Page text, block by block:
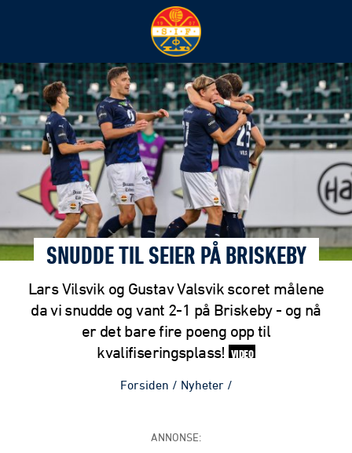
SNUDDE TIL SEIER PÅ BRISKEBY
Lars Vilsvik og Gustav Valsvik scoret målene
da vi snudde og vant 2-1 på Briskeby - og nå
er det bare fire poeng opp til
kvalifiseringsplass! VIDEO
Forsiden / Nyheter /
ANNONSE: